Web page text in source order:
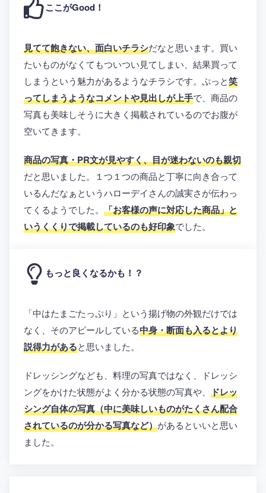
ここがGood！
見てて飽きない、面白いチラシだなと思います。買い
たいものがなくてもついつい見てしまい、結果買って
しまうという魅力があるようなチラシです。ぷっと笑
ってしまうようなコメントや見出しが上手で、商品の
写真も美味しそうに大きく掲載されているのでお腹が
空いてきます。
商品の写真・PR文が見やすく、目が迷わないのも親切
だと思いました。１つ１つの商品と丁寧に向き合って
いるんだなぁというハローデイさんの誠実さが伝わっ
てくるようでした。 「お客様の声に対応した商品」と
いうくくりで掲載しているのも好印象でした。
もっと良くなるかも！？
「中はたまごたっぷり」という揚げ物の外観だけでは
なく、そのアピールしている中身・断面も入るとより
説得力があると思いました。
ドレッシングなども、料理の写真ではなく、ドレッシ
ングをかけた状態がよく分かる状態の写真や、 ドレッ
シング自体の写真（中に美味しいものがたくさん配合
されているのが分かる写真など）があるといいと思い
ました。